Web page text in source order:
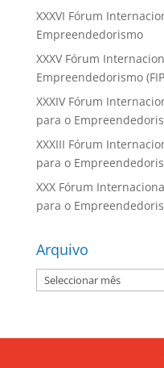
XXXVI Fórum
Empreendedorismo
XXXV Fórum
Empreendedorismo
XXXIV Fórum
para o
XXXIII Fórum
para o
XXX Fórum
para o
Arquivo
Arquivo